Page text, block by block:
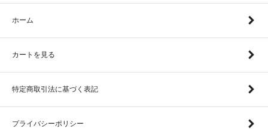
ホーム
カートを見る
特定商取引法に基づく表記
プライバシーポリシー